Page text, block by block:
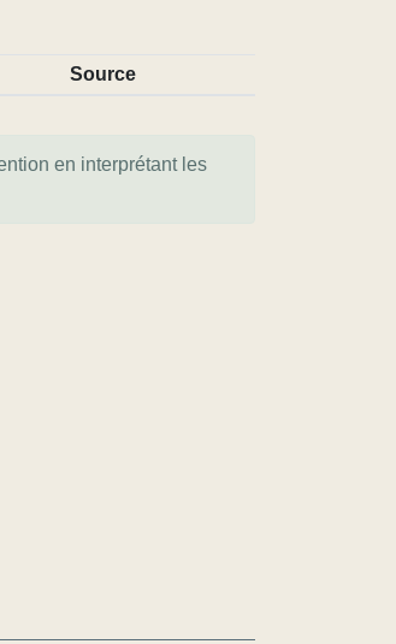
Source
en interprétant les